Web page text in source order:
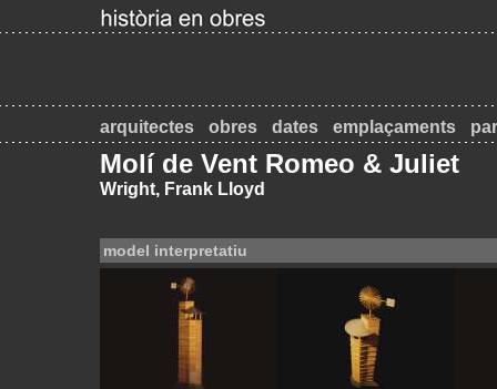
arquitectes obres dates emplaçaments
Molí de Vent Romeo & Juliet
Wright, Frank Lloyd
model interpretatiu